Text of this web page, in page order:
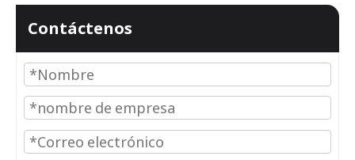
Contáctenos